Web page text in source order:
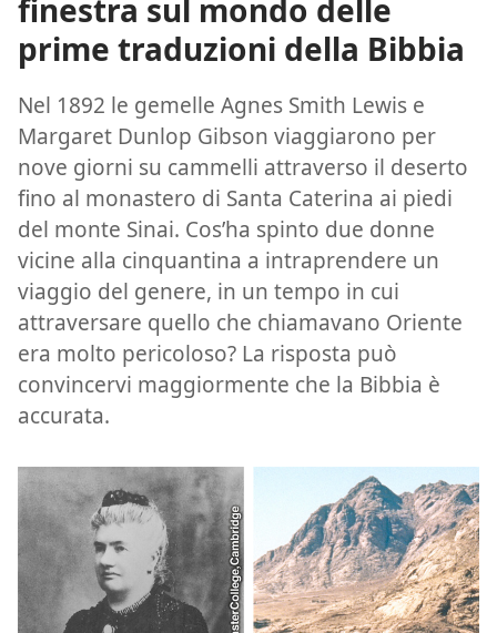
finestra sul mondo delle
prime traduzioni della Bibbia
Nel 1892 le gemelle Agnes Smith Lewis e
Margaret Dunlop Gibson viaggiarono per
nove giorni su cammelli attraverso il deserto
fino al monastero di Santa Caterina ai piedi
del monte Sinai. Cos’ha spinto due donne
vicine alla cinquantina a intraprendere un
viaggio del genere, in un tempo in cui
attraversare quello che chiamavano Oriente
era molto pericoloso? La risposta può
convincervi maggiormente che la Bibbia è
accurata.